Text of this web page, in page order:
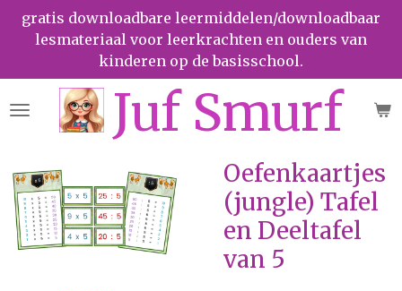
Ga
direct
de
hoofdinhoud
Juf Smurf
gratis downloadbare leermiddelen/downloadbaar
lesmateriaal voor leerkrachten en ouders van
kinderen op de basisschool.
Oefenkaartjes
(jungle) Tafel
en Deeltafel
van 5